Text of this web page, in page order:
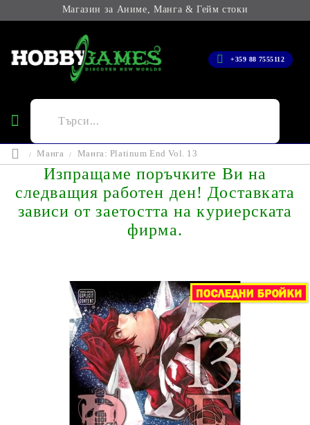
Магазин за Аниме, Манга & Гейм стоки
+359 88 7555112
Манга Манга: Platinum End Vol. 13
Изпращаме поръчките Ви на
следващия работен ден! Доставката
зависи от заетостта на куриерската
фирма.